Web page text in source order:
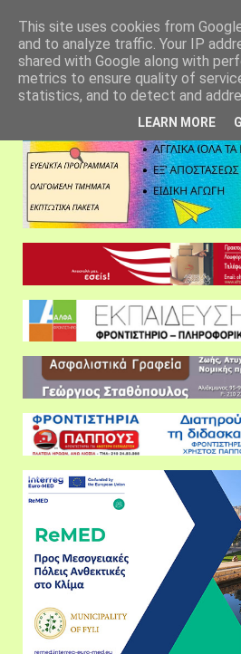
This site uses cookies from
and to analyze traffic. Your IP
shared with Google along with
metrics to ensure quality of
statistics, and to detect and
LEARN MORE